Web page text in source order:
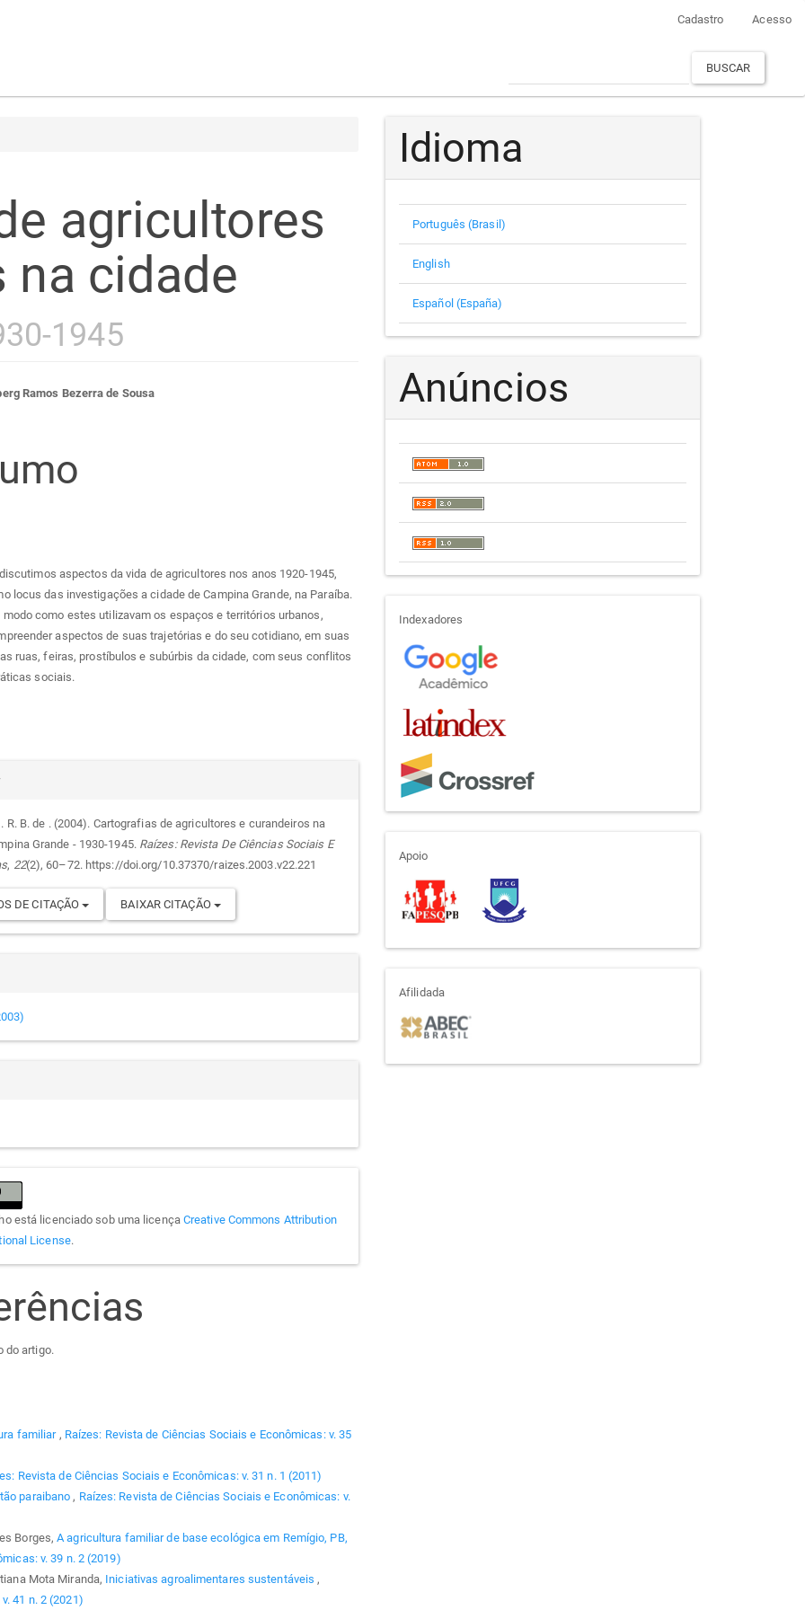
Cadastro Acesso
BUSCAR
agricultores
na cidade
1945
Ramos Bezerra de Sousa
aspectos da vida de agricultores nos anos 1920-1945,
locus das investigações a cidade de Campina Grande, na Paraíba.
como estes utilizavam os espaços e territórios urbanos,
aspectos de suas trajetórias e do seu cotidiano, em suas
ruas, feiras, prostíbulos e subúrbis da cidade, com seus conflitos
sociais.
R. B. de . (2004). Cartografias de agricultores e curandeiros na
Grande - 1930-1945. Raízes: Revista De Ciências Sociais E
, 22(2), 60–72. https://doi.org/10.37370/raizes.2003.v22.221
DE CITAÇÃO BAIXAR CITAÇÃO
está licenciado sob uma licença Creative Commons Attribution
License.
do artigo.
familiar , Raízes: Revista de Ciências Sociais e Econômicas: v. 35
Revista de Ciências Sociais e Econômicas: v. 31 n. 1 (2011)
paraibano, Raízes: Revista de Ciências Sociais e Econômicas: v.
Borges,A agricultura familiar de base ecológica em Remígio, PB,
v. 39 n. 2 (2019)
Mota Miranda, Iniciativas agroalimentares sustentáveis,
41 n. 2 (2021)
Idioma
Português (Brasil)
English
Español (España)
Anúncios
indexadores
Indexadores
apoio
Apoio
afiliada
Afilidada